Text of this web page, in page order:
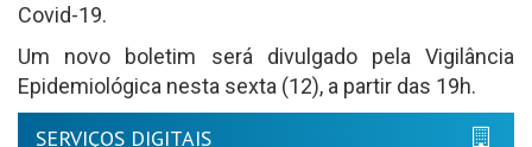
Covid-19.
Um novo boletim será divulgado pela Vigilância
Epidemiológica nesta sexta (12), a partir das 19h.
SERVIÇOS DIGITAIS